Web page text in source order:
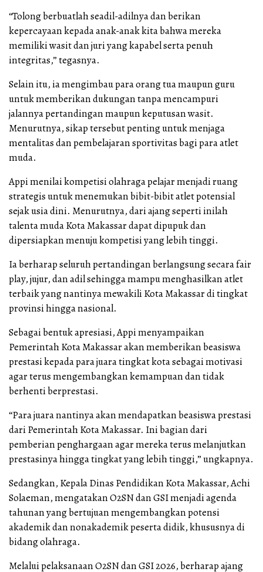
“Tolong berbuatlah seadil-adilnya dan berikan
kepercayaan kepada anak-anak kita bahwa mereka
memiliki wasit dan juri yang kapabel serta penuh
integritas,” tegasnya.
Selain itu, ia mengimbau para orang tua maupun guru
untuk memberikan dukungan tanpa mencampuri
jalannya pertandingan maupun keputusan wasit.
Menurutnya, sikap tersebut penting untuk menjaga
mentalitas dan pembelajaran sportivitas bagi para atlet
muda.
Appi menilai kompetisi olahraga pelajar menjadi ruang
strategis untuk menemukan bibit-bibit atlet potensial
sejak usia dini. Menurutnya, dari ajang seperti inilah
talenta muda Kota Makassar dapat dipupuk dan
dipersiapkan menuju kompetisi yang lebih tinggi.
Ia berharap seluruh pertandingan berlangsung secara fair
play, jujur, dan adil sehingga mampu menghasilkan atlet
terbaik yang nantinya mewakili Kota Makassar di tingkat
provinsi hingga nasional.
Sebagai bentuk apresiasi, Appi menyampaikan
Pemerintah Kota Makassar akan memberikan beasiswa
prestasi kepada para juara tingkat kota sebagai motivasi
agar terus mengembangkan kemampuan dan tidak
berhenti berprestasi.
“Para juara nantinya akan mendapatkan beasiswa prestasi
dari Pemerintah Kota Makassar. Ini bagian dari
pemberian penghargaan agar mereka terus melanjutkan
prestasinya hingga tingkat yang lebih tinggi,” ungkapnya.
Sedangkan, Kepala Dinas Pendidikan Kota Makassar, Achi
Solaeman, mengatakan O2SN dan GSI menjadi agenda
tahunan yang bertujuan mengembangkan potensi
akademik dan nonakademik peserta didik, khususnya di
bidang olahraga.
Melalui pelaksanaan O2SN dan GSI 2026, berharap ajang